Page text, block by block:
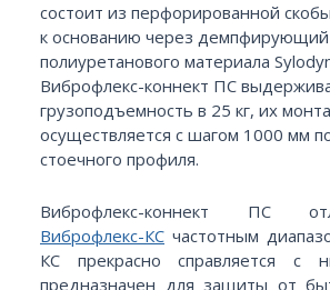
состоит из перфорированной
к основанию через демпфирующий
полиуретанового материала
Виброфлекс-коннект ПС
грузоподъемность в 25 кг, их
осуществляется с шагом 1000 мм
стоечного профиля.
Виброфлекс-коннект ПС
Виброфлекс-КС частотным
КС прекрасно справляется с
предназначен для защиты от